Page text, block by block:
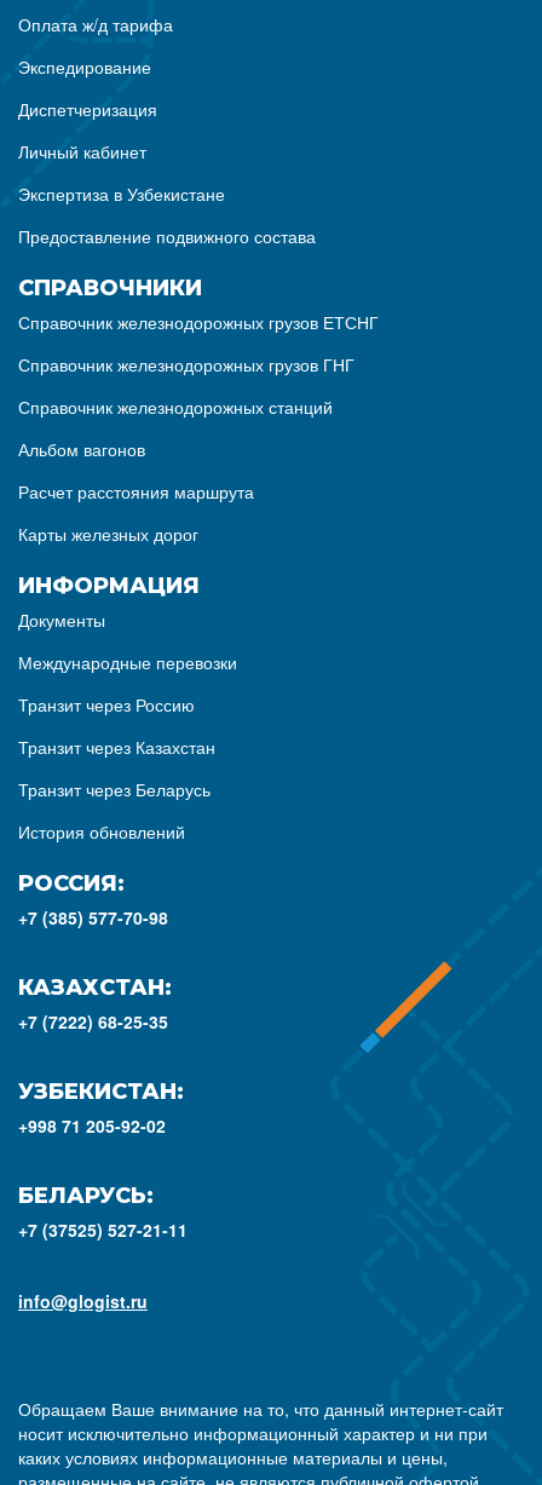
Оплата ж/д тарифа
Экспедирование
Диспетчеризация
Личный кабинет
Экспертиза в Узбекистане
Предоставление подвижного состава
СПРАВОЧНИКИ
Справочник железнодорожных грузов ЕТСНГ
Справочник железнодорожных грузов ГНГ
Справочник железнодорожных станций
Альбом вагонов
Расчет расстояния маршрута
Карты железных дорог
ИНФОРМАЦИЯ
Документы
Международные перевозки
Транзит через Россию
Транзит через Казахстан
Транзит через Беларусь
История обновлений
РОССИЯ:
+7 (385) 577-70-98
КАЗАХСТАН:
+7 (7222) 68-25-35
УЗБЕКИСТАН:
+998 71 205-92-02
БЕЛАРУСЬ:
+7 (37525) 527-21-11
info@glogist.ru
Обращаем Ваше внимание на то, что данный интернет-сайт
носит исключительно информационный характер и ни при
каких условиях информационные материалы и цены,